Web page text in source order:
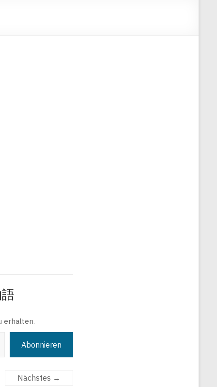
erhalten.
Abonnieren
Nächstes →